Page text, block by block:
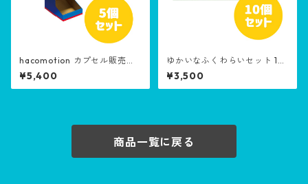
hacomotion カプセル販売機
5個セット
¥5,400
ゆかいなふくわらいセット 10
個セット［生産終了品］
¥3,500
商品一覧に戻る